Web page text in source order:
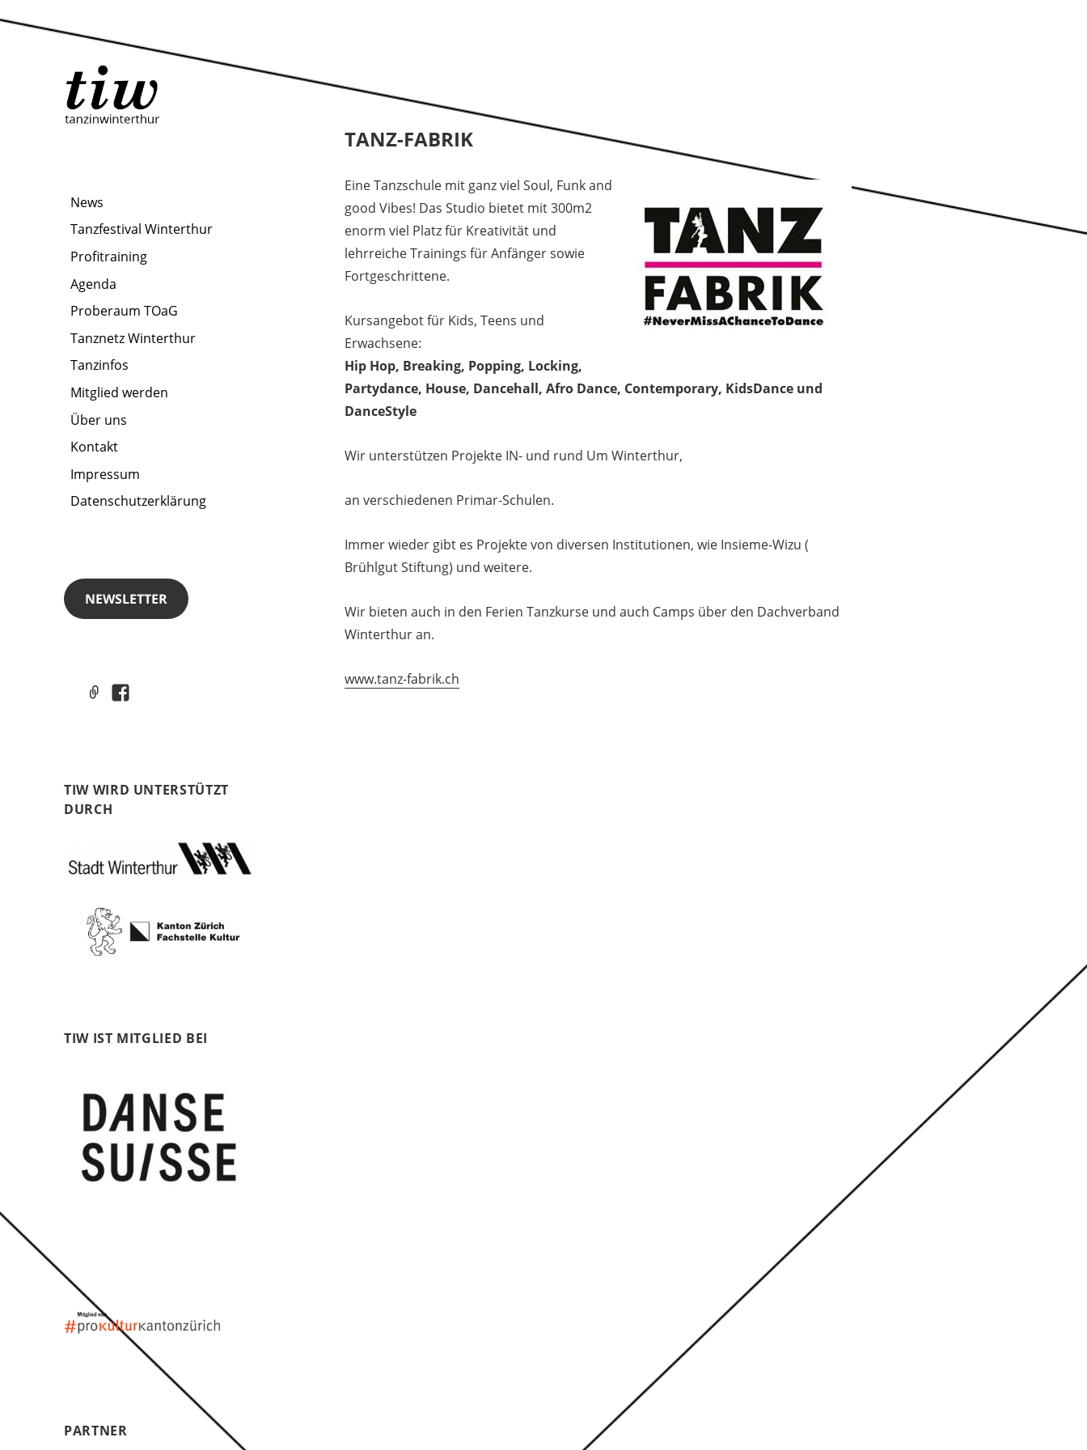
News
Tanzfestival Winterthur
Profitraining
Agenda
Proberaum TOaG
Tanznetz Winterthur
Tanzinfos
Mitglied werden
Über uns
Kontakt
Impressum
Datenschutzerklärung
NEWSLETTER
LinksFacebook
TIW WIRD UNTERSTÜTZT
DURCH
TIW IST MITGLIED BEI
PARTNER
TANZ-FABRIK
Eine Tanzschule mit ganz viel Soul, Funk and
good Vibes! Das Studio bietet mit 300m2
enorm viel Platz für Kreativität und
lehrreiche Trainings für Anfänger sowie
Fortgeschrittene.
Kursangebot für Kids, Teens und
Erwachsene:
Hip Hop, Breaking, Popping, Locking,
Partydance, House, Dancehall, Afro Dance, Contemporary, KidsDance und
DanceStyle
Wir unterstützen Projekte IN- und rund Um Winterthur,
an verschiedenen Primar-Schulen.
Immer wieder gibt es Projekte von diversen Institutionen, wie Insieme-Wizu (
Brühlgut Stiftung) und weitere.
Wir bieten auch in den Ferien Tanzkurse und auch Camps über den Dachverband
Winterthur an.
www.tanz-fabrik.ch